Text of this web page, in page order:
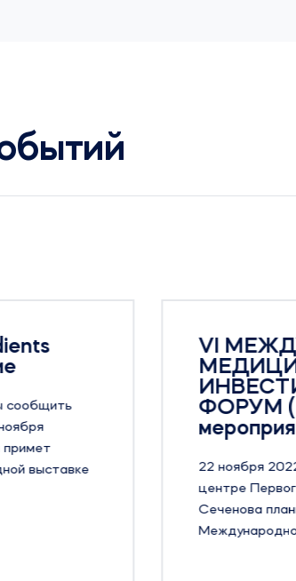
сообщить
примет
выставке
VI
ФОРУМ
22 ноября
центре
Сеченова